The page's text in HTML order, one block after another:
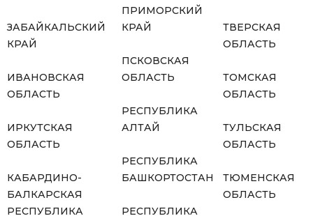
ЗАБАЙКАЛЬСКИЙ
КРАЙ
ИВАНОВСКАЯ
ОБЛАСТЬ
ИРКУТСКАЯ
ОБЛАСТЬ
КАБАРДИНО-
БАЛКАРСКАЯ
РЕСПУБЛИКА
ПРИМОРСКИЙ
КРАЙ
ПСКОВСКАЯ
ОБЛАСТЬ
РЕСПУБЛИКА
АЛТАЙ
РЕСПУБЛИКА
БАШКОРТОСТАН
РЕСПУБЛИКА
ТВЕРСКАЯ
ОБЛАСТЬ
ТОМСКАЯ
ОБЛАСТЬ
ТУЛЬСКАЯ
ОБЛАСТЬ
ТЮМЕНСКАЯ
ОБЛАСТЬ